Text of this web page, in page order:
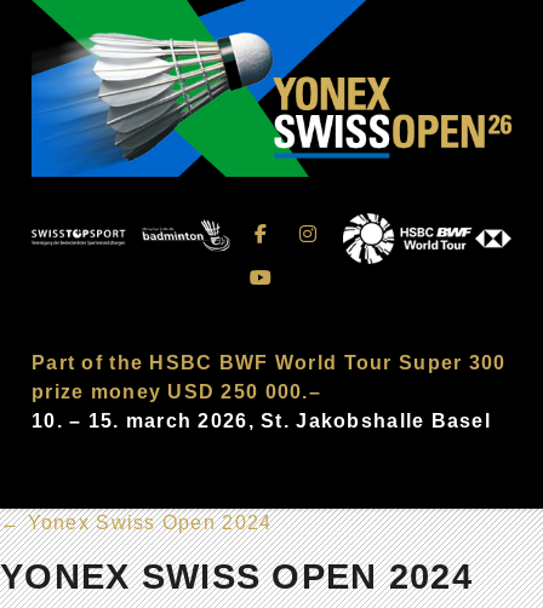
Part of the HSBC BWF World Tour Super 300
prize money USD 250 000.–
10. – 15. march 2026, St. Jakobshalle Basel
←Yonex Swiss Open 2024
YONEX SWISS OPEN 2024